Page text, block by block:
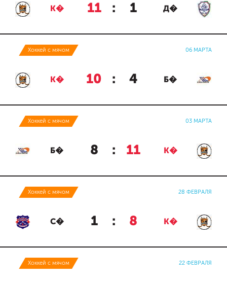
К� 11 : 1 Д�
Хоккей с мячом 06 МАРТА
К� 10 : 4 Б�
Хоккей с мячом 03 МАРТА
Б� 8 : 11 К�
Хоккей с мячом 28 ФЕВРАЛЯ
С� 1 : 8 К�
Хоккей с мячом 22 ФЕВРАЛЯ